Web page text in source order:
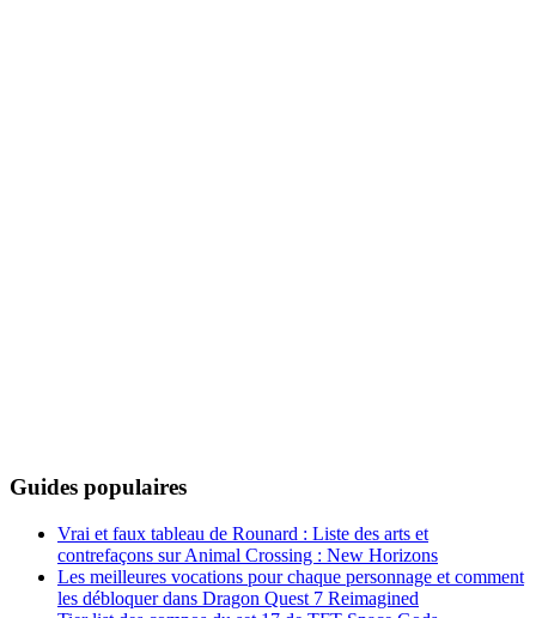
Guides populaires
Vrai et faux tableau de Rounard : Liste des arts et
contrefaçons sur Animal Crossing : New Horizons
Les meilleures vocations pour chaque personnage et comment
les débloquer dans Dragon Quest 7 Reimagined